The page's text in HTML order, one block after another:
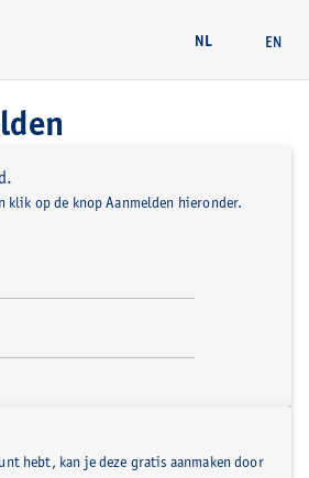
NL EN
klik op de knop Aanmelden hieronder.
hebt, kan je deze gratis aanmaken door